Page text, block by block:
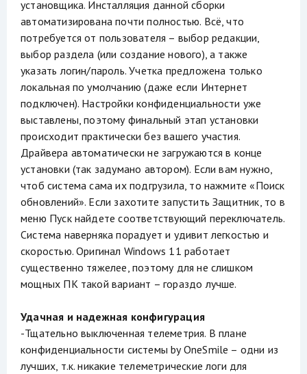
установщика. Инсталляция данной сборки
автоматизирована почти полностью. Всё, что
потребуется от пользователя – выбор редакции,
выбор раздела (или создание нового), а также
указать логин/пароль. Учетка предложена только
локальная по умолчанию (даже если Интернет
подключен). Настройки конфиденциальности уже
выставлены, поэтому финальный этап установки
происходит практически без вашего участия.
Драйвера автоматически не загружаются в конце
установки (так задумано автором). Если вам нужно,
чтоб система сама их подгрузила, то нажмите «Поиск
обновлений». Если захотите запустить Защитник, то в
меню Пуск найдете соответствующий переключатель.
Система наверняка порадует и удивит легкостью и
скоростью. Оригинал Windows 11 работает
существенно тяжелее, поэтому для не слишком
мощных ПК такой вариант – гораздо лучше.
Удачная и надежная конфигурация
-Тщательно выключенная телеметрия. В плане
конфиденциальности системы by OneSmile – одни из
лучших, т.к. никакие телеметрические логи для